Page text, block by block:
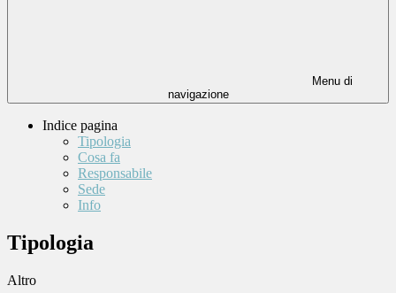
Menu di
navigazione
Indice pagina
Tipologia
Cosa fa
Responsabile
Sede
Info
Tipologia
Altro